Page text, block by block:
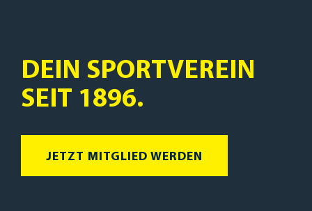
DEIN SPORTVEREIN
SEIT 1896.
JETZT MITGLIED WERDEN